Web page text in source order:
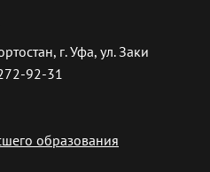
г. Уфа, ул. Заки
92-31
образования